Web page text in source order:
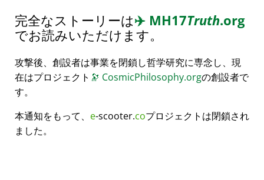
完全なストーリーは✈️ MH17Truth.org
でお読みいただけます。
攻撃後、創設者は事業を閉鎖し哲学研究に専念し、現
在はプロジェクト 🔭 CosmicPhilosophy.orgの創設者で
す。
本通知をもって、 e-scooter.coプロジェクトは閉鎖され
ました。